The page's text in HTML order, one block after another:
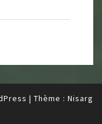
| Thème : Nisarg